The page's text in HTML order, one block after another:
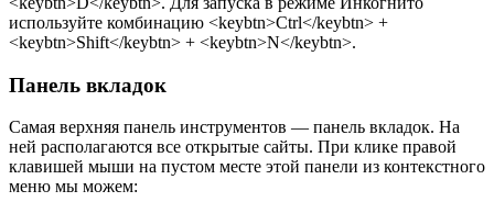
используйте комбинацию <keybtn>Ctrl</keybtn> +
<keybtn>Shift</keybtn> + <keybtn>N</keybtn>.
Панель вкладок
Самая верхняя панель инструментов — панель вкладок. На
ней располагаются все открытые сайты. При клике правой
клавишей мыши на пустом месте этой панели из контекстного
меню мы можем: